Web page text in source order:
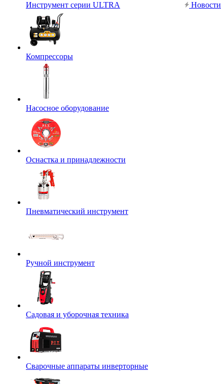
Инструмент серии ULTRA
Компрессоры
Насосное оборудование
Оснастка и принадлежности
Пневматический инструмент
Ручной инструмент
Садовая и уборочная техника
Сварочные аппараты инверторные
Новости